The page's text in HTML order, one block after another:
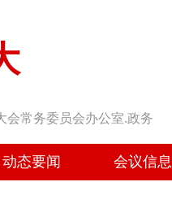
会常务委员会办公室.政务
动态要闻 会议信息